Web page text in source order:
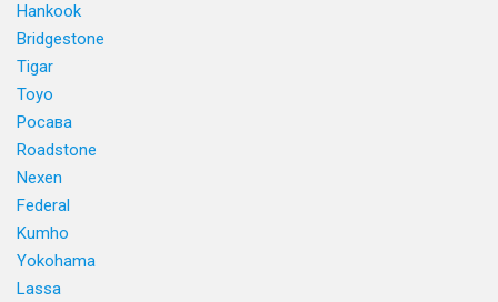
Hankook
Bridgestone
Tigar
Toyo
Росава
Roadstone
Nexen
Federal
Kumho
Yokohama
Lassa